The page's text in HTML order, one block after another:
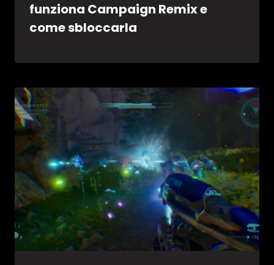
funziona Campaign Remix e
come sbloccarla